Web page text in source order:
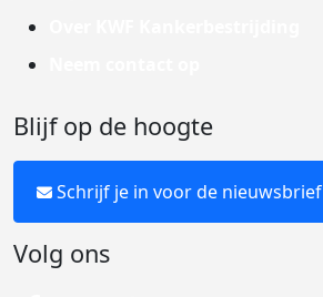
Blijf op de hoogte
Schrijf je in voor de nieuwsbrief
Volg ons